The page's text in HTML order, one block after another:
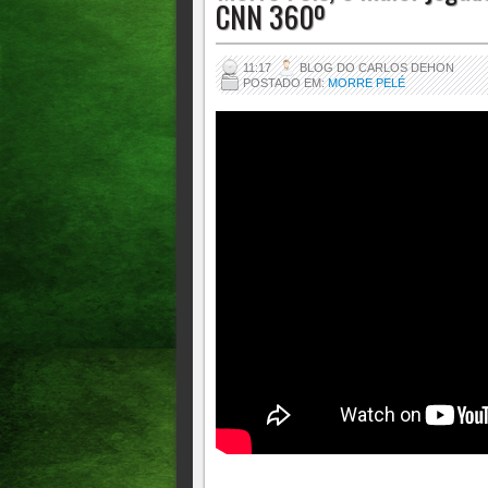
CNN 360º
11:17
BLOG DO CARLOS DEHON
POSTADO EM:MORRE PELÉ